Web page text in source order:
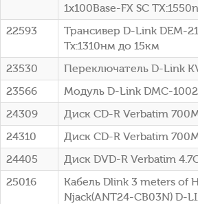
1x100Base-FX SC
22593
Трансивер D-Link DEM-
Tx:1310нм до 15км
23530
Переключатель D-Link
23566
Модуль D-Link DMC-
24309
Диск CD-R Verbatim
24310
Диск CD-R Verbatim
24405
Диск DVD-R Verbatim
25016
Кабель Dlink 3 meters of
Njack(ANT24-CB03N) D-